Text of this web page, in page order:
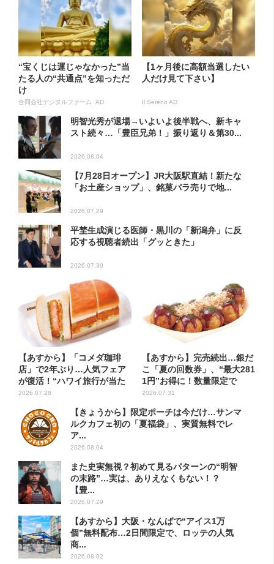
“宝くじは運じゃなかった”当
たる人の“共通点”を知っただ
け
合同会社デジタルファーム AD
【1ヶ月後に高額当選したい
人だけ見て下さい】
Il Sereno AD
明智光秀が退場→いよいよ後半戦へ、新キャ
スト続々…「豊臣兄弟！」振り返り＆第30...
2026.08.04
【7月28日オープン】JR大阪駅直結！新たな
「お土産ショップ」、銘菓バラ売りで地...
2026.07.29
平埜生成演じる医師・黒川の「新潟弁」に反
応する視聴者続出「グッときた」
2026.07.30
【あすから】「コメダ珈琲
店」で2年ぶり…人気フェア
が復活！“ハワイ旅行が当た
る”...
2026.07.28
【あすから】完売続出…銀だ
こ「夏の回数券」、“最大281
1円”お得に！数量限定で
2026.07.31
【きょうから】限定ポーチは今だけ…サンマ
ルクカフェ初の「夏福袋」、実質無料でレ
ア...
2026.08.04
また史実無視？初めて見るパターンの“明智
の末路”…実は、ありえなくもない！？
【豊...
2026.07.29
【あすから】大阪・なんばで“アイス1万
個”無料配布…2日間限定で、ロッテの人気
商...
2026.08.02